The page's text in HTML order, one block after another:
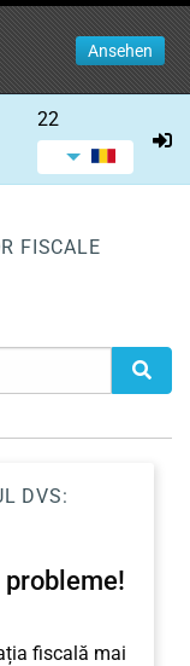
Ansehen
22
FISCALE
DVS:
fiscală mai